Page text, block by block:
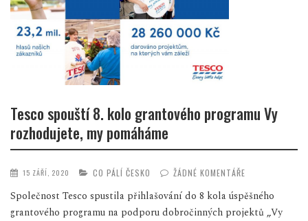
Tesco spouští 8. kolo grantového programu Vy
rozhodujete, my pomáháme
15 ZÁŘÍ, 2020 CO PÁLÍ ČESKO ŽÁDNÉ KOMENTÁŘE
Společnost Tesco spustila přihlašování do 8 kola úspěšného
grantového programu na podporu dobročinných projektů „Vy